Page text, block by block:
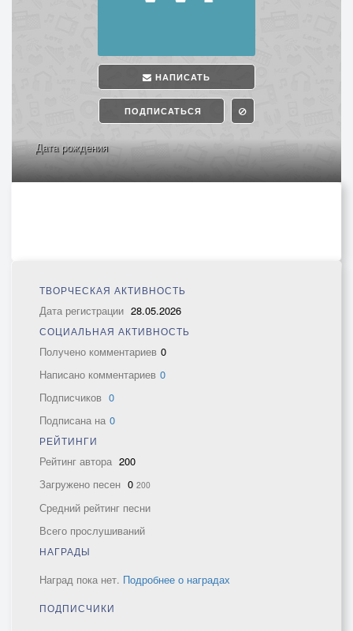
НАПИСАТЬ
ПОДПИСАТЬСЯ
Дата рождения
ТВОРЧЕСКАЯ АКТИВНОСТЬ
Дата регистрации 28.05.2026
СОЦИАЛЬНАЯ АКТИВНОСТЬ
Получено комментариев 0
Написано комментариев 0
Подписчиков 0
Подписана на 0
РЕЙТИНГИ
Рейтинг автора 200
Загружено песен 0 200
Средний рейтинг песни
Всего прослушиваний
НАГРАДЫ
Наград пока нет. Подробнее о наградах
ПОДПИСЧИКИ